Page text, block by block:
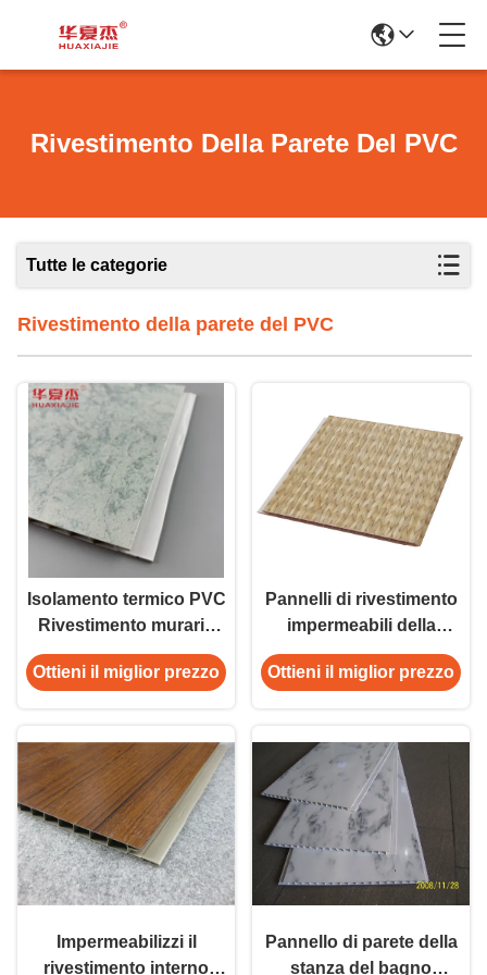
Rivestimento Della Parete Del PVC
Tutte le categorie
Rivestimento della parete del PVC
Isolamento termico PVC
Rivestimento murario
pvc pannello murario
pvc pannello soffitto di
Ottieni il miglior prezzo
Pannelli di rivestimento
impermeabili della
parete del PVC della
plastica per la
Ottieni il miglior prezzo
Impermeabilizzi il
rivestimento interno
Pannello di parete della
stanza del bagno